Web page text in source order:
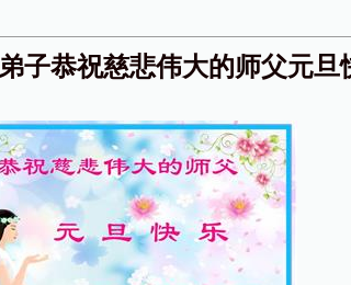
子恭祝慈悲伟大的师父元旦